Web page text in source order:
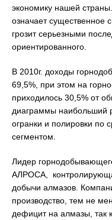
экономику нашей
означает существенное
грозит серьезными
ориентированного.
В 2010г. доходы
69,5%, при этом на
приходилось 30,5% от
диаграммы наибольший
огранки и полировки
сегментом.
Лидер
АЛРОСА,
добычи алмазов.
производство, тем не
дефицит на алмазы, так